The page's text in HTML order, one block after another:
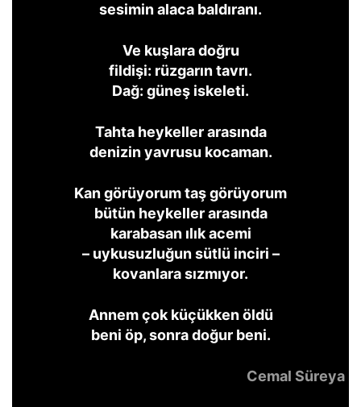
sesimin alaca baldıranı.
Ve kuşlara doğru
fildişi: rüzgarın tavrı.
Dağ: güneş iskeleti.
Tahta heykeller arasında
denizin yavrusu kocaman.
Kan görüyorum taş görüyorum
bütün heykeller arasında
karabasan ılık acemi
– uykusuzluğun sütlü inciri –
kovanlara sızmıyor.
Annem çok küçükken öldü
beni öp, sonra doğur beni.
Cemal Süreya